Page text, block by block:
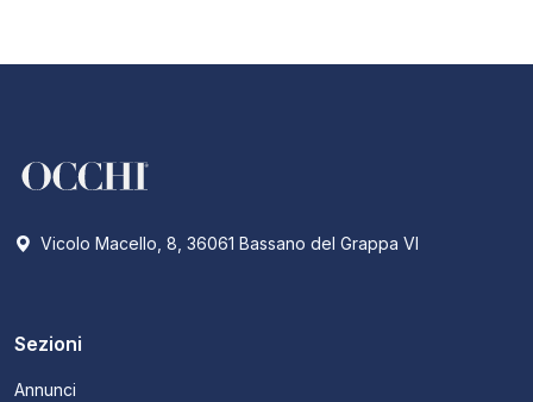
Vicolo Macello, 8, 36061 Bassano del Grappa VI
Sezioni
Annunci